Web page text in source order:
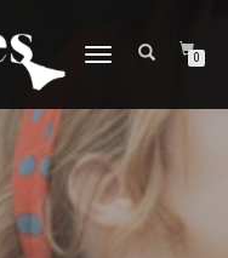
DÉPLIER
0